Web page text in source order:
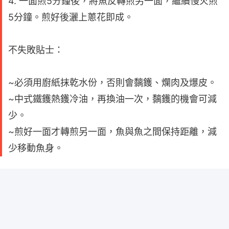
5分鐘。煎好後灑上蔥花即成。
不失敗貼士：
~必須用廚紙抹乾水份，否則會黐鑊、爛肉及爆皮。
~中式鐵鑊熱鑊冷油，再換油一次，黐鑊的機會可減
少。
~煎好一面才轉煎另一面，魚與魚之間保持距離，減
少移動魚身。